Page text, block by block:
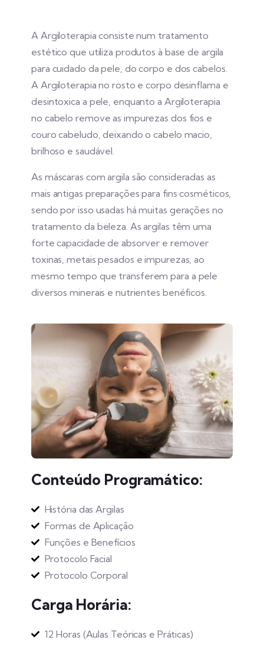
A Argiloterapia consiste num tratamento
estético que utiliza produtos à base de argila
para cuidado da pele, do corpo e dos cabelos.
A Argiloterapia no rosto e corpo desinflama e
desintoxica a pele, enquanto a Argiloterapia
no cabelo remove as impurezas dos fios e
couro cabeludo, deixando o cabelo macio,
brilhoso e saudável.
As máscaras com argila são consideradas as
mais antigas preparações para fins cosméticos,
sendo por isso usadas há muitas gerações no
tratamento da beleza. As argilas têm uma
forte capacidade de absorver e remover
toxinas, metais pesados e impurezas, ao
mesmo tempo que transferem para a pele
diversos minerais e nutrientes benéficos.
Conteúdo Programático:
História das Argilas
Formas de Aplicação
Funções e Benefícios
Protocolo Facial
Protocolo Corporal
Carga Horária:
12 Horas (Aulas Teóricas e Práticas)